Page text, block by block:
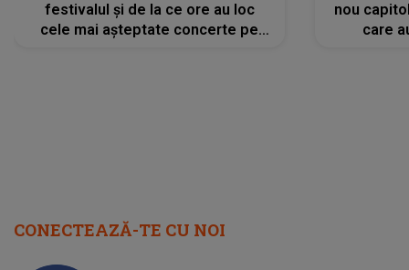
festivalul și de la ce ore au loc
cele mai așteptate concerte pe
nou
care
CONECTEAZĂ-TE CU NOI